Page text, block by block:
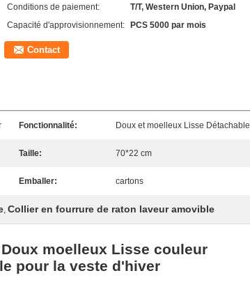
Conditions de paiement:
T/T, Western Union, Paypal
Capacité d'approvisionnement:
PCS 5000 par mois
Contact
Fonctionnalité: Doux et moelleux Lisse Détachable
Taille: 70*22 cm
Emballer: cartons
, Collier en fourrure de raton laveur amovible
moelleux Lisse couleur
pour la veste d'hiver